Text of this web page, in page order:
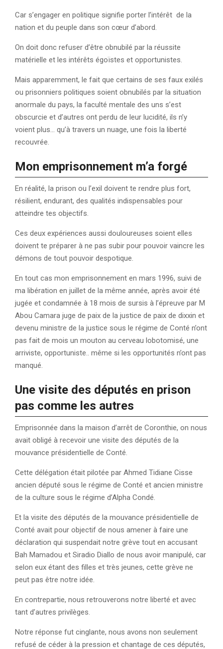
Car s’engager en politique signifie porter l’intérêt de la
nation et du peuple dans son cœur d’abord.
On doit donc refuser d’être obnubilé par la réussite
matérielle et les intérêts égoïstes et opportunistes.
Mais apparemment, le fait que certains de ses faux exilés
ou prisonniers politiques soient obnubilés par la situation
anormale du pays, la faculté mentale des uns s’est
obscurcie et d’autres ont perdu de leur lucidité, ils n’y
voient plus… qu’à travers un nuage, une fois la liberté
recouvrée.
Mon emprisonnement m’a forgé
En réalité, la prison ou l’exil doivent te rendre plus fort,
résilient, endurant, des qualités indispensables pour
atteindre tes objectifs.
Ces deux expériences aussi douloureuses soient elles
doivent te préparer à ne pas subir pour pouvoir vaincre les
démons de tout pouvoir despotique.
En tout cas mon emprisonnement en mars 1996, suivi de
ma libération en juillet de la même année, après avoir été
jugée et condamnée à 18 mois de sursis à l’épreuve par M
Abou Camara juge de paix de la justice de paix de dixxin et
devenu ministre de la justice sous le régime de Conté n’ont
pas fait de mois un mouton au cerveau lobotomisé, une
arriviste, opportuniste.. même si les opportunités n’ont pas
manqué.
Une visite des députés en prison
pas comme les autres
Emprisonnée dans la maison d’arrêt de Coronthie, on nous
avait obligé à recevoir une visite des députés de la
mouvance présidentielle de Conté.
Cette délégation était pilotée par Ahmed Tidiane Cisse
ancien député sous le régime de Conté et ancien ministre
de la culture sous le régime d’Alpha Condé.
Et la visite des députés de la mouvance présidentielle de
Conté avait pour objectif de nous amener à faire une
déclaration qui suspendait notre grève tout en accusant
Bah Mamadou et Siradio Diallo de nous avoir manipulé, car
selon eux étant des filles et très jeunes, cette grève ne
peut pas être notre idée.
En contrepartie, nous retrouverons notre liberté et avec
tant d’autres privilèges.
Notre réponse fut cinglante, nous avons non seulement
refusé de céder à la pression et chantage de ces députés,